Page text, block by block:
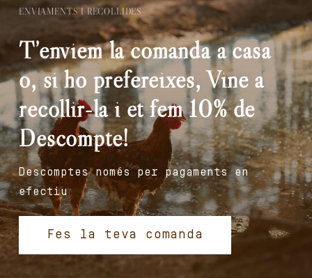
ENVIAMENTS I RECOLLIDES
T’enviem la comanda a casa
o, si ho prefereixes, Vine a
recollir-la i et fem 10% de
Descompte!
Descomptes només per pagaments en
efectiu
Fes la teva comanda